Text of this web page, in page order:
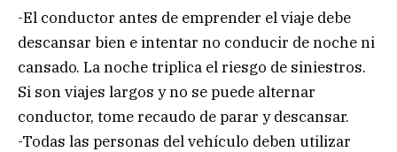
-El conductor antes de emprender el viaje debe
descansar bien e intentar no conducir de noche ni
cansado. La noche triplica el riesgo de siniestros.
Si son viajes largos y no se puede alternar
conductor, tome recaudo de parar y descansar.
-Todas las personas del vehículo deben utilizar